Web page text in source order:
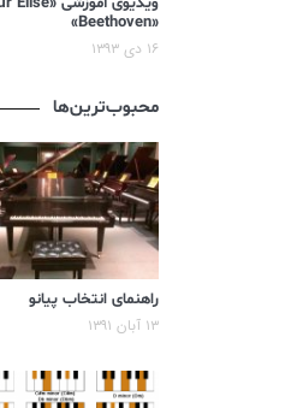
«Beethoven»
۱۶ دی ۱۳۹۳
محبوب‌ترین‌ها
راهنمای انتخاب پیانو
۱۳ آبان ۱۳۹۱